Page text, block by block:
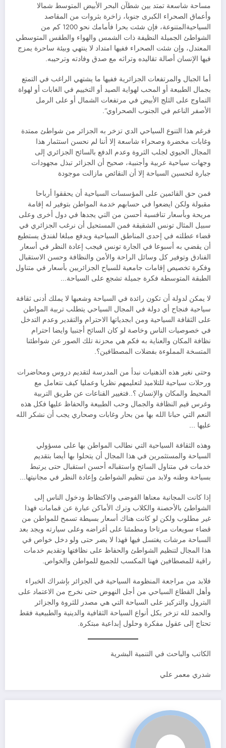
مساحة شاسعة تمتد بين شطآن البحر الأبيض المتوسط شمالا
وأعماق الصحراء الكبرى جنوبا، زاخرة بثروات من المقاصد
السياحيةالمتنوعة، فإن شئت بحرا فأمامك نحو 1200 كم من
الشواطئ الجميلة النظيفة ذات الشمس والهواء والطقس المتوسطي
المعتدل، وإن شئت الصحراء ففيها امتداد لا ينتهي وبيئة ساحرة يمزج
فيها الإنسان أصالة تقاليده وتراثه مع صدق وفادته وترحيبه.
أما الجبال والمرتفعات الجزائرية ففيها ما يشتهي الراغب في التمتع
بجمال الطبيعة أو المحب لهواية الصيد أو التخييم في الغابات أو لهواة
التماوج على الثلج الأبيض في مرتفعات الشمال أو على الرمل
الأصفر الناعم في الجنوب الصحراوي”.
فرغم هذا التنوع السياحي الدي تزخر به الجزائر من شواطئ ممتدة
وغابات مخضرة وصحراء شاسعة إلا أننا لم نحسن استثمار هذا
المجال الحيوي لجلب الثروة وعدم الدفع بالسائح الجزائري إلى
وجهات سياحية عربية وأجنبية، صحيح أن الجزائر تبذل مجهودات
جبارة لتحسين السياحة إلا أن النقائص مازالت موجودة
فمن حق القائمين على المؤسسات السياحية أن يحققوا أرباحا
مقبولة ولكن ايضعوا في حسابهم خدمة المواطن بتوفير له إقامة
مريحة وبأسعار تنافسية أحسن من التي يجدها في دول أخرى وعلى
سبيل المثال تونس الشقيقة فمن المستحيل أن نرغب الجزائري في
قضاء عطلته في إحدى المناطق السياحية ويدفع مبلغا لفندق يستطيع
أن يقضي به أسبوعا في الجارة تونس فيجب إعادة النظر في أسعار
الفنادق وتوفير كل وسائل الراحة والأمن والنظافة وحسن الاستقبال
وفكرة تخصيص إقامات جامعية للسياح الجزائريين بأسعار في متناول
الطبقة المتوسطة فكرة جميلة تشجع على السياحة…
لا يمكن لدولة أن تكون رائدة في السياحة وشعبها لا يملك أدنى ثقافة
سياحية فنجاح أي دولة في المجال السياحي يتطلب تربية المواطن
على الثقافة السياحية ومن ابجدياتها الاحترام والتقدير وعدم التدخل
في خصوصيات الناس وخاصة لو كان السائح أجنبيا وايضا احترام
نظافة المكان والعناية به فكم هي محزنة تلك الصور عن شواطئنا
المتسخة المملوءة بفضلات المصطافين؟.
وحتى نغير هذه الذهنيات نبدأ من المدرسة لتقديم دروس ومحاضرات
ورحلات سياحية للتلاميذ لتعليمهم نظريا وعمليا كيف نتعامل مع
المحيط والمكان والإنسان ؟..فتغيير القناعات عن طريق التربية
وغرس قيم النظافة والجمال وحب الطبيعة والحفاظ عليها فكل هذه
النعم التي حبانا الله بها من بحار وغابات وصحاري يجب أن نشكر الله
عليها …
وهذه الثقافة السياحية التي نطالب المواطن بها على مسؤولي
السياحة والمستثمرين في هذا المجال أن يتحلوا بها أيضا بتقديم
خدمات في متناول السائح واستقباله أحسن استقبال حتى يرتبط
بسياحة وطنه ولابد من تنظيم الشواطئ وإعادة النظر في مجانيتها…
إذا كانت المجانية معناها الفوضى والاكتظاظ ودخول الناس إلى
الشواطئ بالأحصنة والكلاب وترك الأماكن عبارة عن قمامات فهذا
غير مطلوب ولكن لو كانت هناك أسعار بسيطة تسمح للمواطن من
قضاء سويعات مرتاحا ومطمئنا على أغراضه وعلى سيارته ويجد بعد
السباحة مرشات يغتسل فيها فهذا لا يضر حتى ولو دخل خواص في
هذا المجال لتنظيم الشواطئ والحفاظ على نظافتها وتقديم خدمات
راقية للمصطافين فهنا المكسب للجميع للمواطن والخواص.
فلابد من مراجعة المنظومة السياحية في الجزائر بإشراك الخبراء
وأهل القطاع السياحي من أجل النهوض حتى نخرج من الاعتماد على
البترول والتركيز على السياحة التي هي مصدر للثروة والجزائر
والحمد لله تزخر بكل أنواع السياحة الثقافية والدينية والطبيعية فقط
تحتاج إلى عقول مفكرة وحلول إبداعية مبتكرة.
الكاتب والباحث في التنمية البشرية
شدري معمر علي